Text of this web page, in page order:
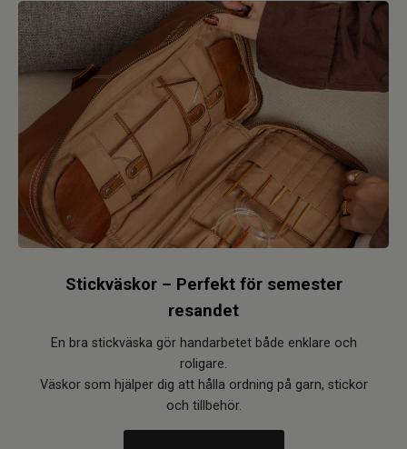
Stickväskor – Perfekt för semester
resandet
En bra stickväska gör handarbetet både enklare och
roligare.
Väskor som hjälper dig att hålla ordning på garn, stickor
och tillbehör.